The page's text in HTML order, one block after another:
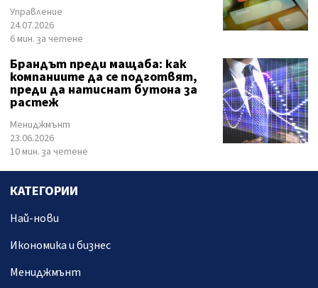
Управление
24.07.2026
6 мин. за четене
Брандът преди мащаба: как
компаниите да се подготвят,
преди да натиснат бутона за
растеж
Мениджмънт
23.06.2026
10 мин. за четене
КАТЕГОРИИ
Най-нови
Икономика и бизнес
Мениджмънт